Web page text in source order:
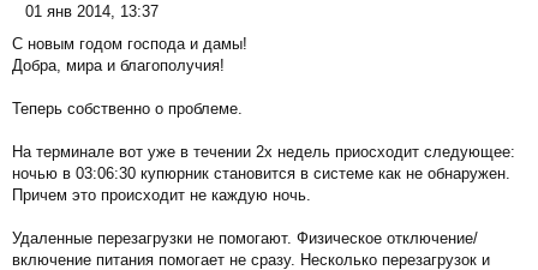
о
о
щ
н
и
е
01 янв 2014, 13:37
С новым годом господа и дамы!
Добра, мира и благополучия!
Теперь собственно о проблеме.
На терминале вот уже в течении 2х недель приосходит следующее:
ночью в 03:06:30 купюрник становится в системе как не обнаружен.
Причем это происходит не каждую ночь.
Удаленные перезагрузки не помогают. Физическое отключение/
включение питания помогает не сразу. Несколько перезагрузок и